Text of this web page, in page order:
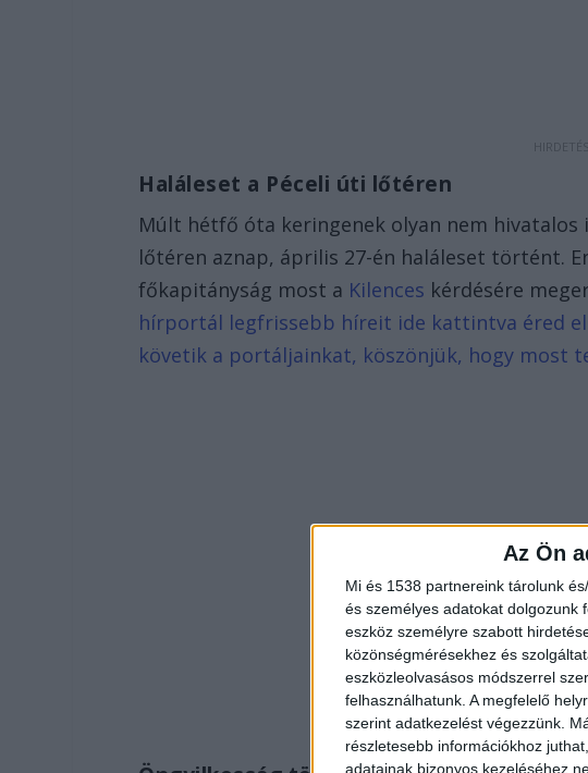
Az Ön
Mi és 1538 partnereink tárolunk
és személyes adatokat dolgozunk
eszköz személyre szabott
közönségmérésekhez és
eszközleolvasásos módszerrel
felhasználhatunk. A megfelelő
szerint adatkezelést végezzünk.
részletesebb információkhoz
adatainak bizonyos kezeléséhez
Haláleset a Péceli úti lőtéren
Múlt hétfő óta keringenek olyan nem hivatalos
lőtéren aznap, április 27-én haláleset történt.
főkapitányság most a Kilences kérdésére
hírportál legfrissebb híreit ide kattintva éred
követik a portáljainkat, köszönjük, hogy most